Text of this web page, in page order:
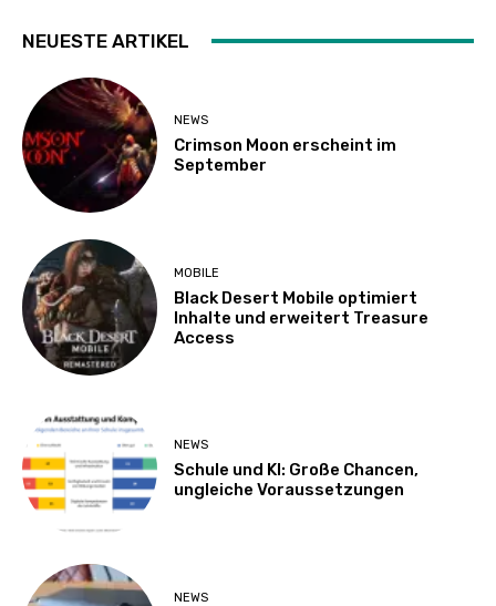
NEUESTE ARTIKEL
NEWS
Crimson Moon erscheint im
September
MOBILE
Black Desert Mobile optimiert
Inhalte und erweitert Treasure
Access
NEWS
Schule und KI: Große Chancen,
ungleiche Voraussetzungen
NEWS